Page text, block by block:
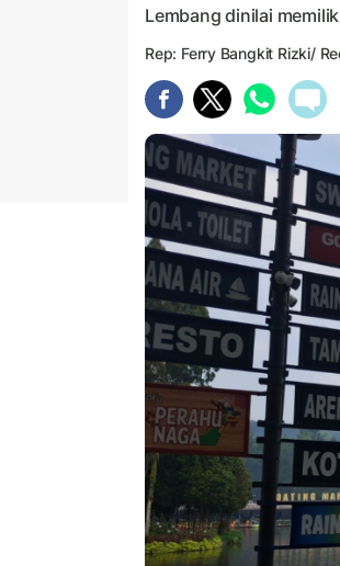
Lembang dinilai
Rep: Ferry Bangkit Rizki/